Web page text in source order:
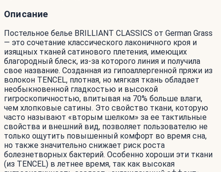
Описание
Постельное белье BRILLIANT CLASSICS от German Grass
— это сочетание классического лаконичного кроя и
изящных тканей сатинового плетения, имеющих
благородный блеск, из-за которого линия и получила
свое название. Созданная из гипоаллергенной пряжи из
волокон TENCEL, плотная, но мягкая ткань обладает
необыкновенной гладкостью и высокой
гигроскопичностью, впитывая на 70% больше влаги,
чем хлопковые сатины. Это свойство ткани, которую
часто называют «вторым шелком» за ее тактильные
свойства и внешний вид, позволяет пользователю не
только ощутить повышенный комфорт во время сна,
но также значительно снижает риск роста
болезнетворных бактерий. Особенно хороши эти ткани
(из TENCEL) в летнее время, так как высокая